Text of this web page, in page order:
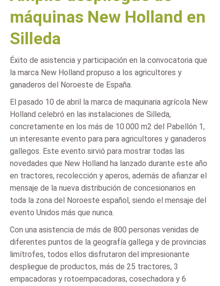
máquinas New Holland en
Silleda
Éxito de asistencia y participación en la convocatoria que
la marca New Holland propuso a los agricultores y
ganaderos del Noroeste de España.
El pasado 10 de abril la marca de maquinaria agrícola New
Holland celebró en las instalaciones de Silleda,
concretamente en los más de 10.000 m2 del Pabellón 1,
un interesante evento para para agricultores y ganaderos
gallegos. Este evento sirvió para mostrar todas las
novedades que New Holland ha lanzado durante este año
en tractores, recolección y aperos, además de afianzar el
mensaje de la nueva distribución de concesionarios en
toda la zona del Noroeste español, siendo el mensaje del
evento Unidos más que nunca.
Con una asistencia de más de 800 personas venidas de
diferentes puntos de la geografía gallega y de provincias
limítrofes, todos ellos disfrutaron del impresionante
despliegue de productos, más de 25 tractores, 3
empacadoras y rotoempacadoras, cosechadora y 6